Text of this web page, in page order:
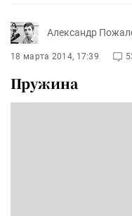
Александр
18 марта 2014, 17:39
Пружина